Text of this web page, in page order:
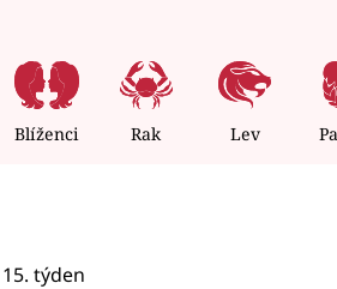
Blíženci Rak Lev
týden